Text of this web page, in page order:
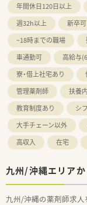
年間休日120日以上
週32h以上
新卒可
~18時までの職場
車通勤可
高給与
寮・借上社宅あり
管理薬剤師
扶養
教育制度あり
シ
大手チェーン以外
高収入
在宅
九州/沖縄エリア
九州/沖縄の薬剤師求人